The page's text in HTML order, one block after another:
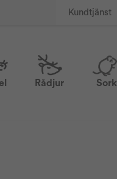
Kundtjänst
Rådjur Sork